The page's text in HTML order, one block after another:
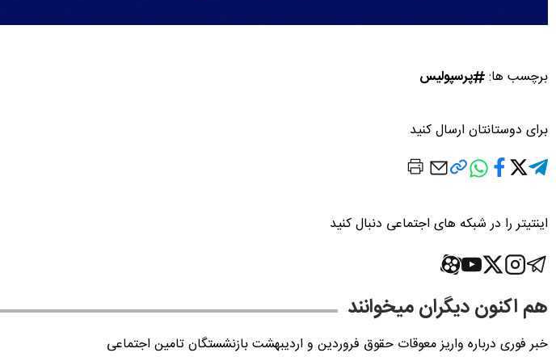
برچسب ها: پرسپولیس
برای دوستانتان ارسال کنید
اینتیتر را در شبکه های اجتماعی دنبال کنید
هم اکنون دیگران میخوانند
خبر فوری درباره واریز معوقات حقوق فروردین و اردیبهشت بازنشستگان تامین اجتماعی